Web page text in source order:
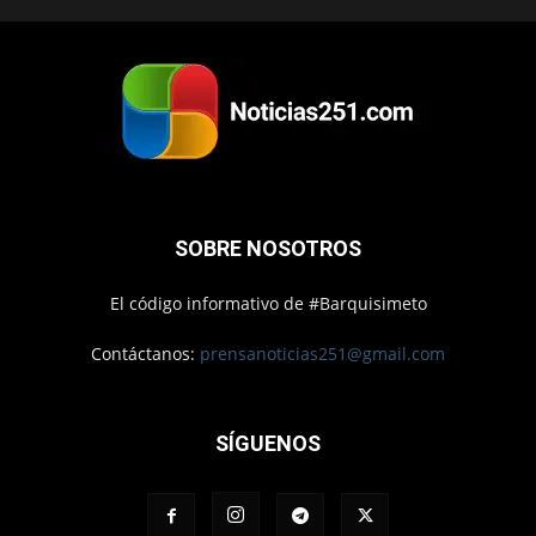
SOBRE NOSOTROS
El código informativo de #Barquisimeto
Contáctanos: prensanoticias251@gmail.com
SÍGUENOS